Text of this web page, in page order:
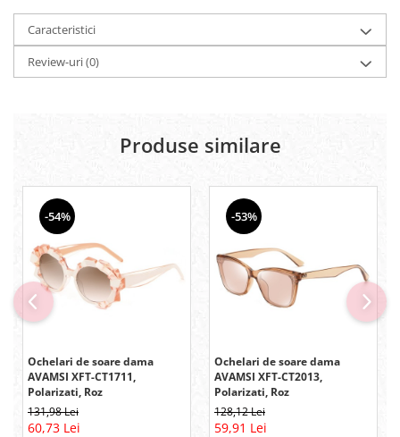
Caracteristici
Review-uri(0)
Produse similare
-54%
Ochelari de soare dama
AVAMSI XFT-CT1711,
Polarizati, Roz
131,98 Lei
60,73 Lei
-53%
Ochelari de soare dama
AVAMSI XFT-CT2013,
Polarizati, Roz
128,12 Lei
59,91 Lei